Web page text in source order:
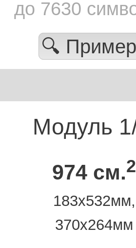
до 7630
🔍
Модуль
974 см.2
183х532мм,
370х264мм